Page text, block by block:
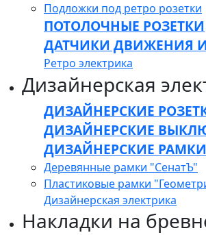
Подложки под ретро розетки
ПОТОЛОЧНЫЕ РОЗЕТКИ
ДАТЧИКИ ДВИЖЕНИЯ
Ретро электрика
Дизайнерская
ДИЗАЙНЕРСКИЕ
ДИЗАЙНЕРСКИЕ
ДИЗАЙНЕРСКИЕ РАМКИ
Деревянные рамки "СенатЪ"
Пластиковые рамки
Дизайнерская электрика
Накладки на